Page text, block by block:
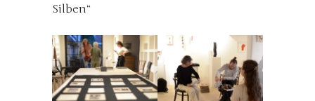
Silben“